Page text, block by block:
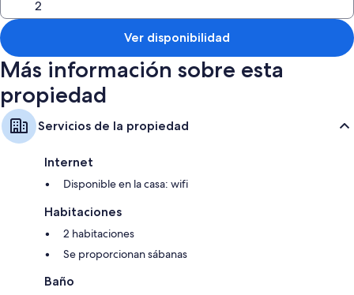
Ver disponibilidad
Más información sobre esta
propiedad
Servicios de la propiedad
Internet
Disponible en la casa: wifi
Habitaciones
2 habitaciones
Se proporcionan sábanas
Baño